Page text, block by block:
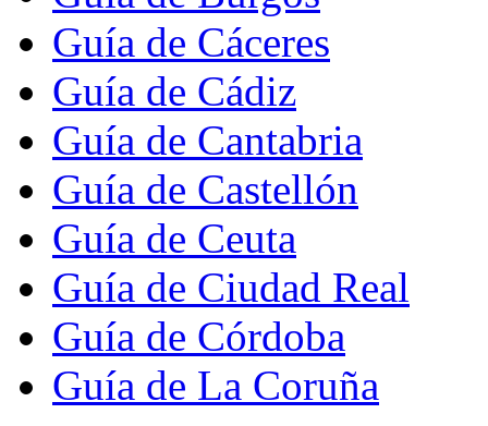
Guía de Cáceres
Guía de Cádiz
Guía de Cantabria
Guía de Castellón
Guía de Ceuta
Guía de Ciudad Real
Guía de Córdoba
Guía de La Coruña